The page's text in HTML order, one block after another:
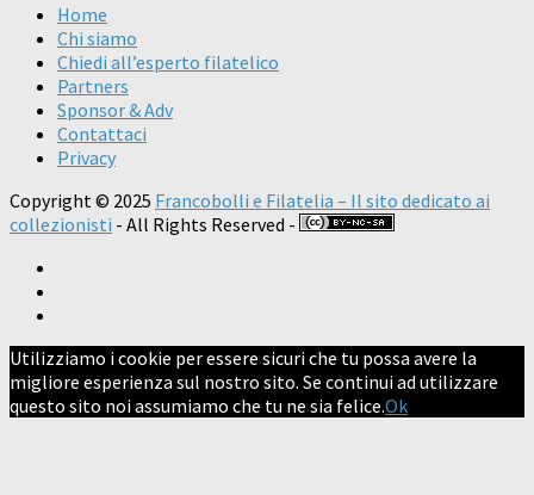
Home
Chi siamo
Chiedi all’esperto filatelico
Partners
Sponsor & Adv
Contattaci
Privacy
Copyright © 2025 Francobolli e Filatelia – Il sito dedicato ai
collezionisti - All Rights Reserved -
Utilizziamo i cookie per essere sicuri che tu possa avere la
migliore esperienza sul nostro sito. Se continui ad utilizzare
questo sito noi assumiamo che tu ne sia felice.Ok